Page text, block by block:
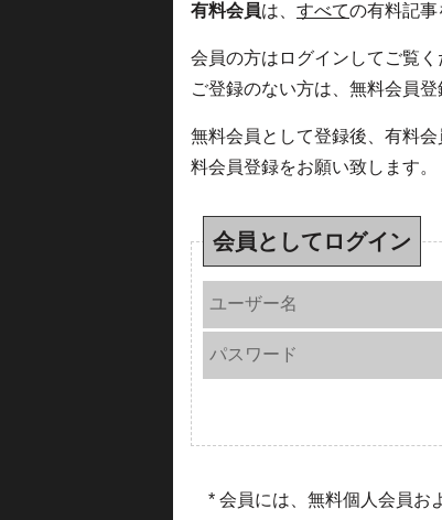
有料会員は、 すべての有料記事
会員の方はログインしてご覧く
ご登録のない方は、無料会員
無料会員として登録後、有料会
料会員登録をお願い致します。
会員としてログイン
ユーザー名
パスワード
* 会員には、無料個人会員お